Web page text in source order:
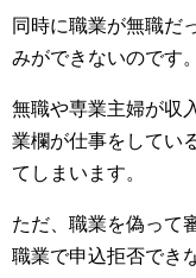
同時に職業が無職だ
みができないのです。
無職や専業主婦が収
業欄が仕事をしてい
てしまいます。
ただ、職業を偽って
職業で申込拒否でき